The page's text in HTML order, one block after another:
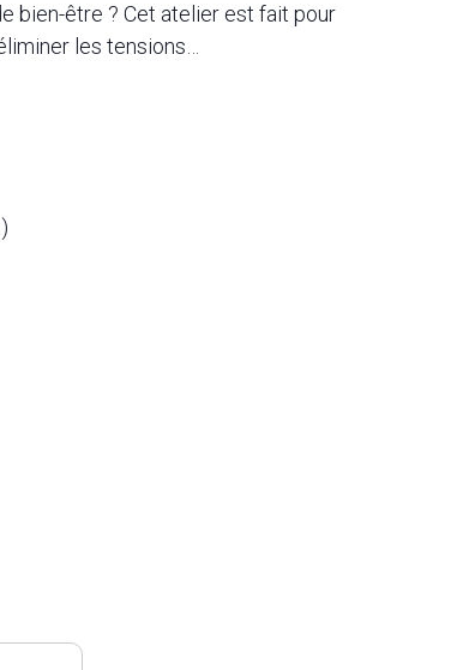
bien-être ? Cet atelier est fait pour
les tensions…